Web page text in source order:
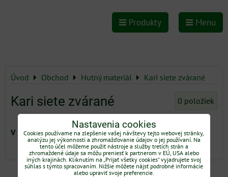
Produkty Menu
Úvod Obchod Hutný materiál Kari siete zvárané
Kari siete zvárané 0 položiek
Nastavenia cookies
Cookies používame na zlepšenie vašej návštevy tejto webovej stránky,
analýzu jej výkonnosti a zhromažďovanie údajov o jej používaní. Na
tento účel môžeme použiť nástroje a služby tretích strán a
zhromaždené údaje sa môžu preniesť k partnerom v EÚ, USA alebo
iných krajinách. Kliknutím na „Prijať všetky cookies“ vyjadrujete svoj
súhlas s týmto spracovaním. Nižšie môžete nájsť podrobné informácie
alebo upraviť svoje preferencie.